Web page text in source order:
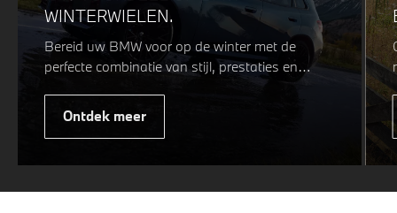
WINTERWIELEN.
Bereid uw BMW voor op de winter met de
perfecte combinatie van stijl, prestaties en
veiligheid. Of u nu kiest voor een sportieve of
elegante look, onze winterwielen zijn
ontworpen om uw rijervaring te optimaliseren,
weersomstandigheden. Profiteer nu van15%
voordeel.
Ontdek meer